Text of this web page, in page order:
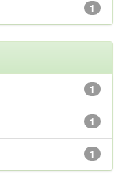
1
1
1
1